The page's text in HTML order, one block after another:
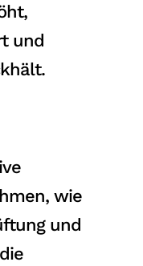
und
wie
und